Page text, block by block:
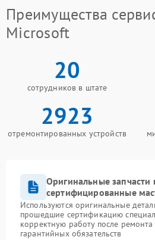
Преимущества
Microsoft
20
сотрудников в штате
2923
отремонтированных устройств
Оригинальные запчасти
сертифицированные
Используются оригинальные
прошедшие сертификацию
корректную работу после
гарантийных обязательств